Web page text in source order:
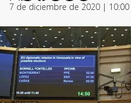
7 de diciembre de 2020 | 10:00